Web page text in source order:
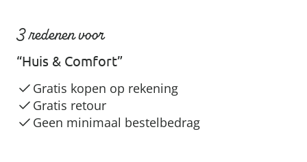
3 redenen voor
“Huis & Comfort”
Gratis kopen op rekening
Gratis retour
Geen minimaal bestelbedrag